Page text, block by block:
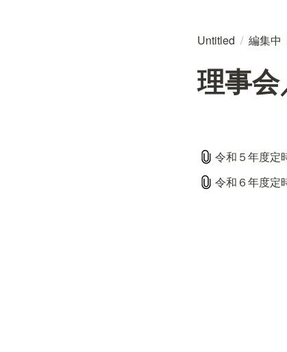
Untitled / 編集中
理事
令和５年度定
令和６年度定